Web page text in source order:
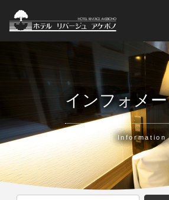
インフォメ
Information